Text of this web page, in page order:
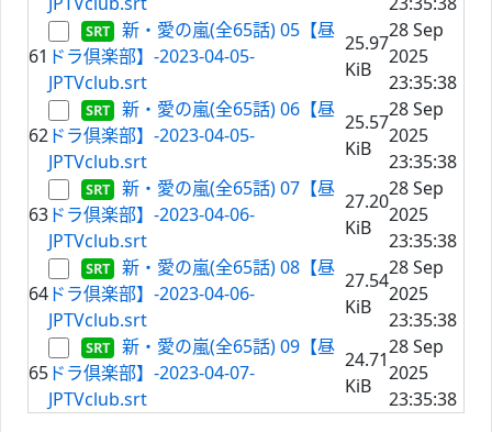
61
新・愛の嵐(全65話) 05【昼
ドラ倶楽部】-2023-04-05-
JPTVclub.srt
25.97
KiB
28 Sep
2025
23:35:38
62
新・愛の嵐(全65話) 06【昼
ドラ倶楽部】-2023-04-05-
JPTVclub.srt
25.57
KiB
28 Sep
2025
23:35:38
63
新・愛の嵐(全65話) 07【昼
ドラ倶楽部】-2023-04-06-
JPTVclub.srt
27.20
KiB
28 Sep
2025
23:35:38
64
新・愛の嵐(全65話) 08【昼
ドラ倶楽部】-2023-04-06-
JPTVclub.srt
27.54
KiB
28 Sep
2025
23:35:38
65
新・愛の嵐(全65話) 09【昼
ドラ倶楽部】-2023-04-07-
JPTVclub.srt
24.71
KiB
28 Sep
2025
23:35:38